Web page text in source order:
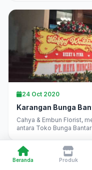
24 Oct 2020
Karangan Bunga
Cahya & Embun Florist,
antara Toko Bunga
daerah...
Beranda Produk